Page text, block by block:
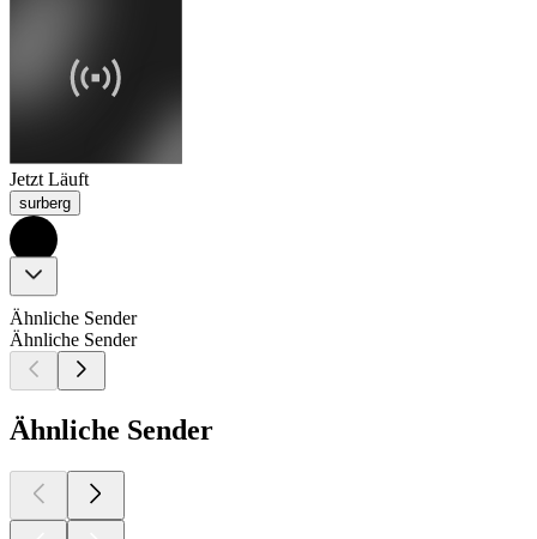
Jetzt Läuft
surberg
Ähnliche Sender
Ähnliche Sender
Ähnliche Sender